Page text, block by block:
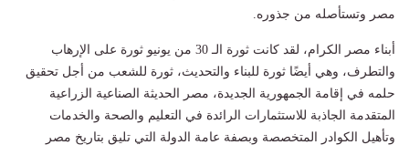
مصر وتستأصله من جذوره.
أبناء مصر الكرام، لقد كانت ثورة الـ 30 من يونيو ثورة على الإرهاب
والتطرف، وهي أيضًا ثورة للبناء والتحديث، ثورة للشعب من أجل تحقيق
حلمه في إقامة الجمهورية الجديدة، مصر الحديثة الصناعية الزراعية
المتقدمة الجاذبة للاستثمارات الرائدة في التعليم والصحة والخدمات
وتأهيل الكوادر المتخصصة وبصفة عامة الدولة التي تليق بتاريخ مصر